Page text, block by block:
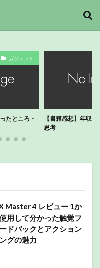
ガジェット
たところ・
【書籍感想】年収1
思考
Master 4 レビュー 1か
用して分かった触覚フ
ドバックとアクション
グの魅力